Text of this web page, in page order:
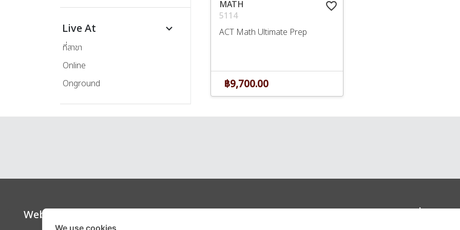
Live At keyboard_arrow_down
ที่สาขา
Online
Onground
favorite_border
MATH
5114
ACT Math Ultimate Prep
฿9,700.00
Website
We use cookies